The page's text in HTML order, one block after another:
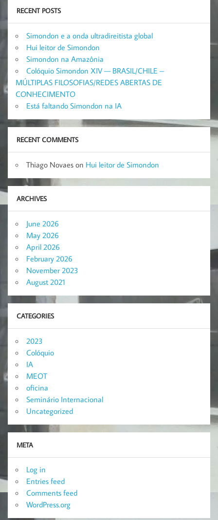
RECENT POSTS
Simondon e a onda ultradireitista global
Hui leitor de Simondon
Simondon na Amazônia
Colóquio Simondon XIV — BRASIL/CHILE –
MÚLTIPLAS FILOSOFIAS/REDES ABERTAS DE
CONHECIMENTO
Está faltando Simondon na IA
RECENT COMMENTS
Thiago Novaes on Hui leitor de Simondon
ARCHIVES
June 2026
May 2026
April 2026
February 2026
November 2023
August 2021
CATEGORIES
2023
Colóquio
IA
MEOT
oficina
Seminário Internacional
Uncategorized
META
Log in
Entries feed
Comments feed
WordPress.org